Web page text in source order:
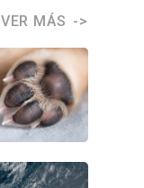
VER MÁS